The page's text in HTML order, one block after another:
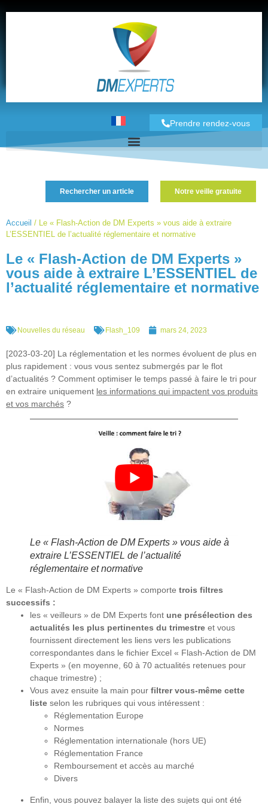
Prendre rendez-vous
Accueil / Le « Flash-Action de DM Experts » vous aide à extraire
L’ESSENTIEL de l’actualité réglementaire et normative
Le « Flash-Action de DM Experts »
vous aide à extraire L’ESSENTIEL de
l’actualité réglementaire et normative
Rechercher un article Notre veille gratuite
Nouvelles du réseau Flash_109 mars 24, 2023
[2023-03-20] La réglementation et les normes évoluent de plus en
plus rapidement : vous vous sentez submergés par le flot
d’actualités ? Comment optimiser le temps passé à faire le tri pour
en extraire uniquement les informations qui impactent vos produits
et vos marchés ?
Le « Flash-Action de DM Experts » vous aide à
extraire L’ESSENTIEL de l’actualité
réglementaire et normative
Le « Flash-Action de DM Experts » comporte trois filtres
successifs :
les « veilleurs » de DM Experts font une présélection des
actualités les plus pertinentes du trimestre et vous
fournissent directement les liens vers les publications
correspondantes dans le fichier Excel « Flash-Action de DM
Experts » (en moyenne, 60 à 70 actualités retenues pour
chaque trimestre) ;
Vous avez ensuite la main pour filtrer vous-même cette
liste selon les rubriques qui vous intéressent :
Réglementation Europe
Normes
Réglementation internationale (hors UE)
Réglementation France
Remboursement et accès au marché
Divers
Enfin, vous pouvez balayer la liste des sujets qui ont été